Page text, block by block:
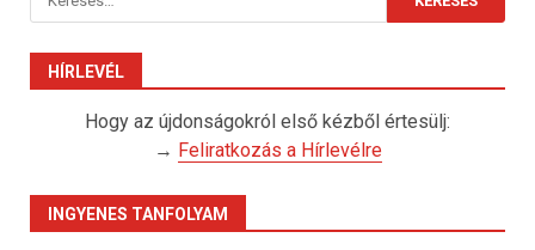
HÍRLEVÉL
Hogy az újdonságokról első kézből értesülj:
→ Feliratkozás a Hírlevélre
INGYENES TANFOLYAM